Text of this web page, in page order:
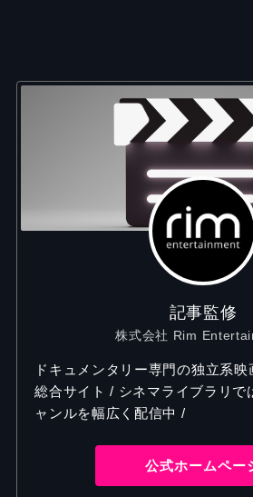
記事監修
株式会社 Rim
ドキュメンタリー専門の独立系映
総合サイト / シネマライブラリで
ャンルを幅広く配信中 /
公式ホームペー